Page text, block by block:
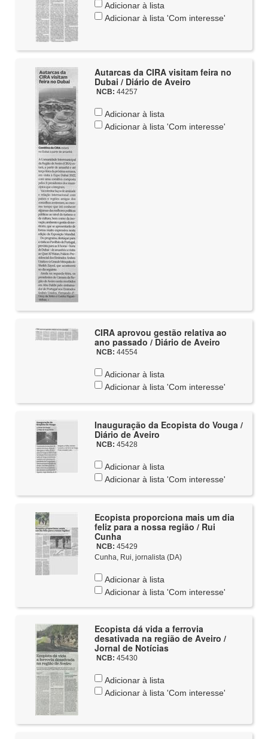
Adicionar à lista
Adicionar à lista 'Com interesse'
Autarcas da CIRA visitam feira no
Dubai / Diário de Aveiro
NCB: 44257
Adicionar à lista
Adicionar à lista 'Com interesse'
CIRA aprovou gestão relativa ao
ano passado / Diário de Aveiro
NCB: 44554
Adicionar à lista
Adicionar à lista 'Com interesse'
Inauguração da Ecopista do Vouga /
Diário de Aveiro
NCB: 45428
Adicionar à lista
Adicionar à lista 'Com interesse'
Ecopista proporciona mais um dia
feliz para a nossa região / Rui
Cunha
NCB: 45429
Cunha, Rui, jornalista (DA)
Adicionar à lista
Adicionar à lista 'Com interesse'
Ecopista dá vida a ferrovia
desativada na região de Aveiro /
Jornal de Notícias
NCB: 45430
Adicionar à lista
Adicionar à lista 'Com interesse'